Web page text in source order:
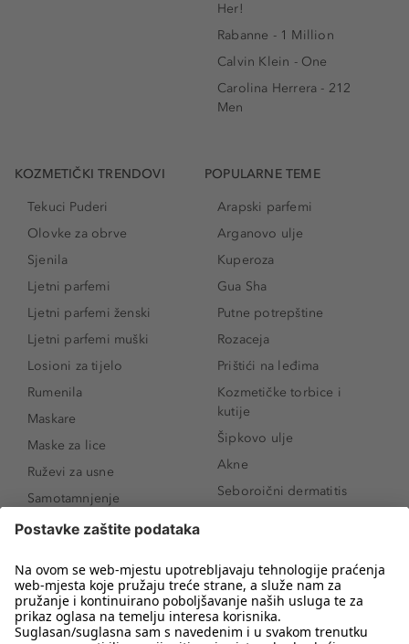
Her!
Rabanne - 1 Million
Calvin Klein - One
Carolina Herrera - 212
Men
KOZMETIČKI TRENDOVI
Tekuci Puderi
Olovke za obrve
Sjenila
Ljetni parfemi
Ljetni parfemi ženski
Ljetni parfemi muški
Losioni za tijelo
Rumenila
Maskare
Maske za lice
Ruževi za usne
Samotamnjenje
Puderi
Proizvodi za obrve
Sunce i zaštita
Serumi za lice
POPULARNE TEME
Arapski parfemi
Arganovo ulje
Kuperoza
Gua Sha
Putne potrepštine
Rozaceja
Prištići na leđima
Kozmetičke torbice i
kutije
Šipkovo ulje
Akne
Seboroični dermatitis
Novo
Koji mi parfem
odgovara?